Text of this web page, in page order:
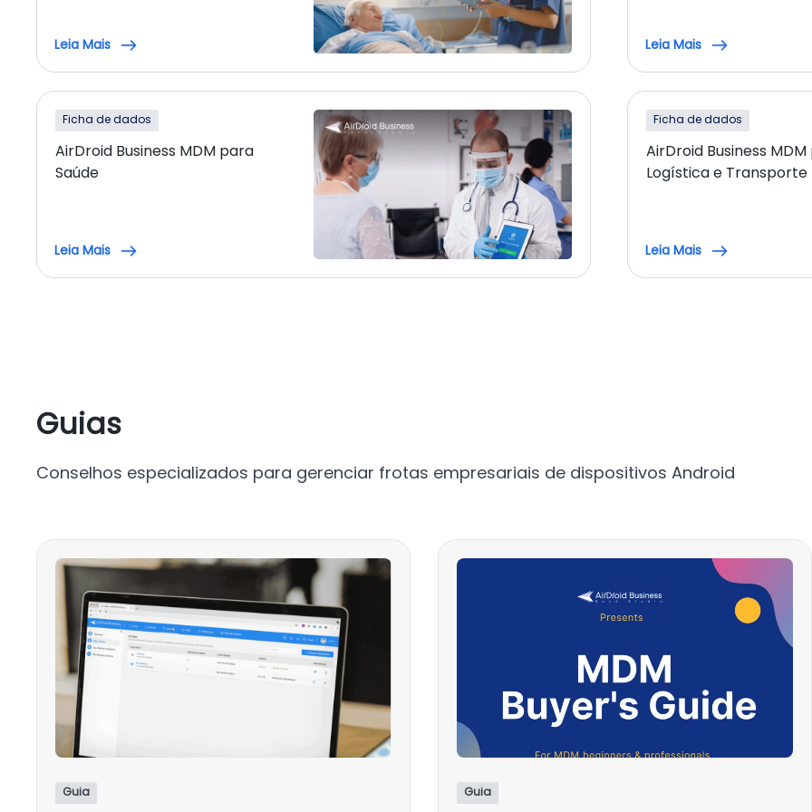
Leia Mais Leia Mais
Ficha de dados
AirDroid Business MDM para
Saúde
Leia Mais
Ficha de dados
AirDroid Business
Logística e Transporte
Leia Mais
Guias
Conselhos especializados para gerenciar frotas empresariais de dispositivos Android
Guia Guia